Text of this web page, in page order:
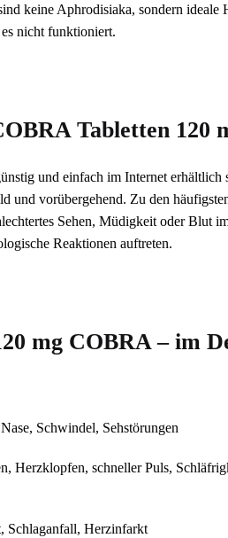
keine Aphrodisiaka, sondern
nicht funktioniert.
Tabletten 120
und einfach im Internet erhältlich
und vorübergehend. Zu den
Sehen, Müdigkeit oder
Reaktionen auftreten.
mg COBRA – im
Schwindel, Sehstörungen
Herzklopfen, schneller Puls,
Schlaganfall, Herzinfarkt